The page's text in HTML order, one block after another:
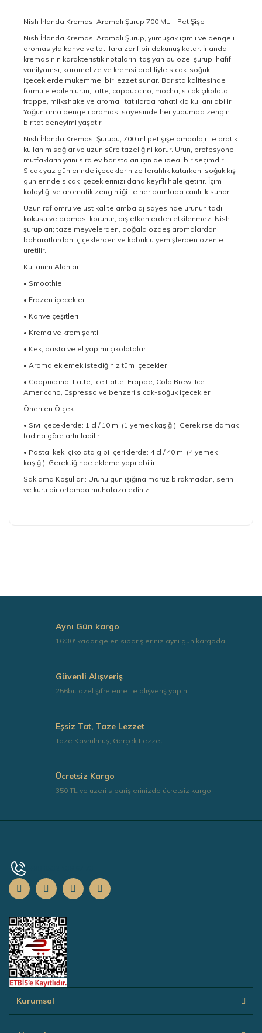
Nish İrlanda Kreması Aromalı Şurup 700 ML – Pet Şişe
Nish İrlanda Kreması Aromalı Şurup, yumuşak içimli ve dengeli
aromasıyla kahve ve tatlılara zarif bir dokunuş katar. İrlanda
kremasının karakteristik notalarını taşıyan bu özel şurup; hafif
vanilyamsı, karamelize ve kremsi profiliyle sıcak-soğuk
içeceklerde mükemmel bir lezzet sunar. Barista kalitesinde
formüle edilen ürün, latte, cappuccino, mocha, sıcak çikolata,
frappe, milkshake ve aromalı tatlılarda rahatlıkla kullanılabilir.
Yoğun ama dengeli aroması sayesinde her yudumda zengin
bir tat deneyimi yaşatır.
Nish İrlanda Kreması Şurubu, 700 ml pet şişe ambalajı ile pratik
kullanım sağlar ve uzun süre tazeliğini korur. Ürün, profesyonel
mutfakların yanı sıra ev baristaları için de ideal bir seçimdir.
Sıcak yaz günlerinde içeceklerinize ferahlık katarken, soğuk kış
günlerinde sıcak içeceklerinizi daha keyifli hale getirir. İçim
kolaylığı ve aromatik zenginliği ile her damlada canlılık sunar.
Uzun raf ömrü ve üst kalite ambalaj sayesinde ürünün tadı,
kokusu ve aroması korunur; dış etkenlerden etkilenmez. Nish
şurupları; taze meyvelerden, doğala özdeş aromalardan,
baharatlardan, çiçeklerden ve kabuklu yemişlerden özenle
üretilir.
Kullanım Alanları
• Smoothie
• Frozen içecekler
• Kahve çeşitleri
• Krema ve krem şanti
• Kek, pasta ve el yapımı çikolatalar
• Aroma eklemek istediğiniz tüm içecekler
• Cappuccino, Latte, Ice Latte, Frappe, Cold Brew, Ice
Americano, Espresso ve benzeri sıcak-soğuk içecekler
Önerilen Ölçek
• Sıvı içeceklerde: 1 cl / 10 ml (1 yemek kaşığı). Gerekirse damak
tadına göre artırılabilir.
• Pasta, kek, çikolata gibi içeriklerde: 4 cl / 40 ml (4 yemek
kaşığı). Gerektiğinde ekleme yapılabilir.
Saklama Koşulları: Ürünü gün ışığına maruz bırakmadan, serin
ve kuru bir ortamda muhafaza ediniz.
Ürün fiyatı diğer sitelerden daha pahalı.
Gönder
Aynı Gün kargo
16:30' kadar gelen siparişleriniz aynı gün kargoda.
Güvenli Alışveriş
256bit özel şifreleme ile alışveriş yapın.
Eşsiz Tat, Taze Lezzet
Taze Kavrulmuş, Gerçek Lezzet
Ücretsiz Kargo
350 TL ve üzeri siparişlerinizde ücretsiz kargo
Kurumsal